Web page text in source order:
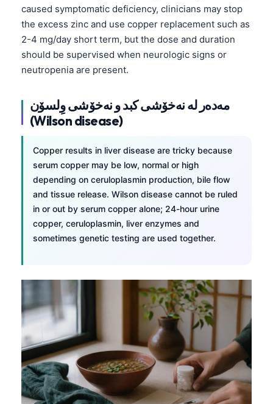
caused symptomatic deficiency, clinicians may stop
the excess zinc and use copper replacement such as
2-4 mg/day short term, but the dose and duration
should be supervised when neurologic signs or
neutropenia are present.
مەدەر لە نەخۆشی کبد و نەخۆشی وِلسۆن
(Wilson disease)
Copper results in liver disease are tricky because
serum copper may be low, normal or high
depending on ceruloplasmin production, bile flow
and tissue release. Wilson disease cannot be ruled
in or out by serum copper alone; 24-hour urine
copper, ceruloplasmin, liver enzymes and
sometimes genetic testing are used together.
Basa Jawa
Cebuano
ئۇيغۇرچە
Кыргызча
Татар теле
Беларуская мова
Ślōnskŏ gŏdka
Norsk bokmål